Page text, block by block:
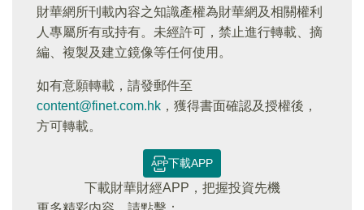
財華網所刊載內容之知識產權為財華網及相關權利
人專屬所有或持有。未經許可，禁止進行轉載、摘
編、複製及建立鏡像等任何使用。
如有意願轉載，請發郵件至
content@finet.com.hk ，獲得書面確認及授權後，
方可轉載。
下載APP
下載財華財經APP，把握投資先機